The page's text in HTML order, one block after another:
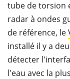
tube de torsion
radar à ondes
de référence, le
installé il y a
détecter
l'eau avec la